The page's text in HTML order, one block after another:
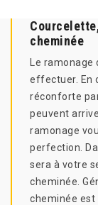
cheminée
Le
effectuer. En
réconforte
peuvent
ramonage
perfection.
sera à votre
cheminée.
cheminée est